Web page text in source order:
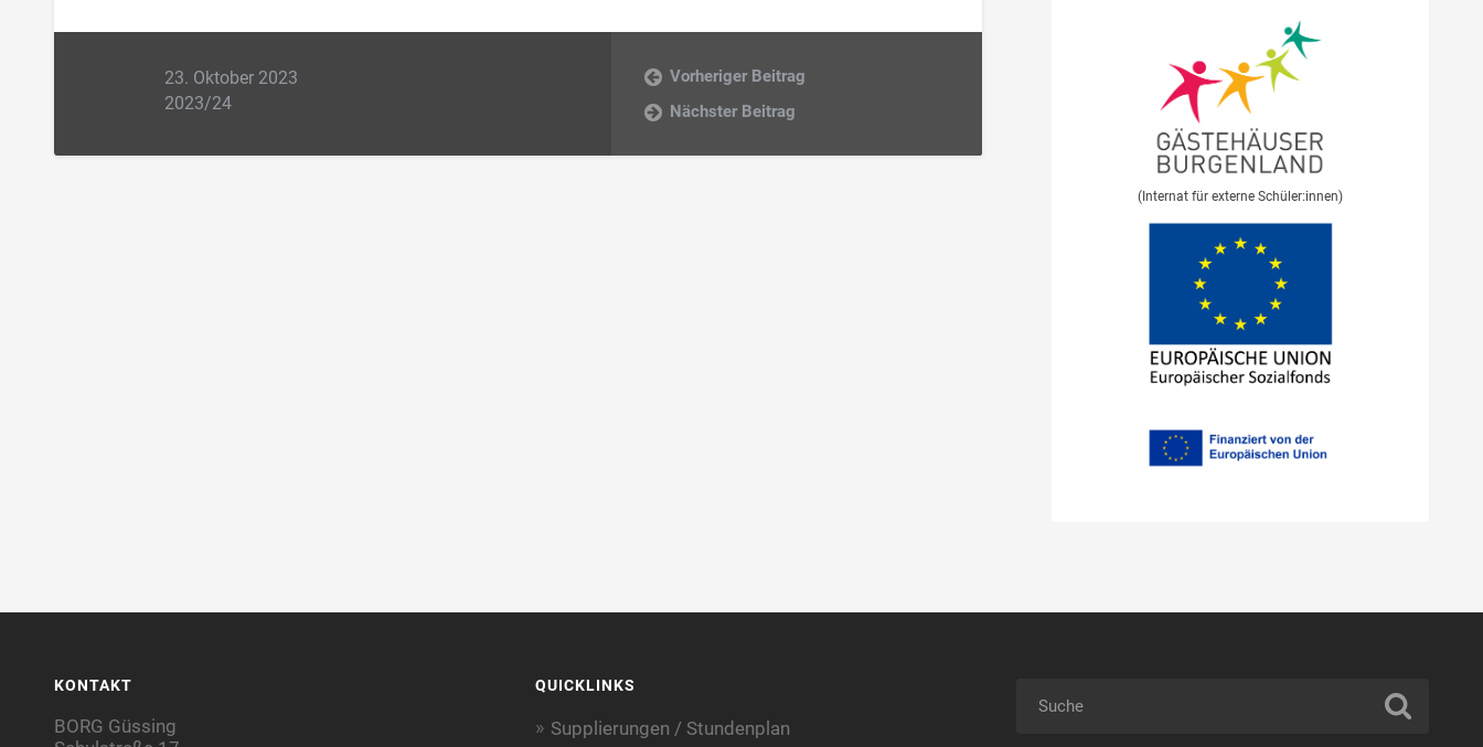
23. Oktober 2023
2023/24
Vorheriger Beitrag
Nächster Beitrag
(Internat für externe Schüler:innen)
KONTAKT
BORG Güssing
QUICKLINKS
Supplierungen / Stundenplan